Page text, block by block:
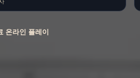
온라인 플레이